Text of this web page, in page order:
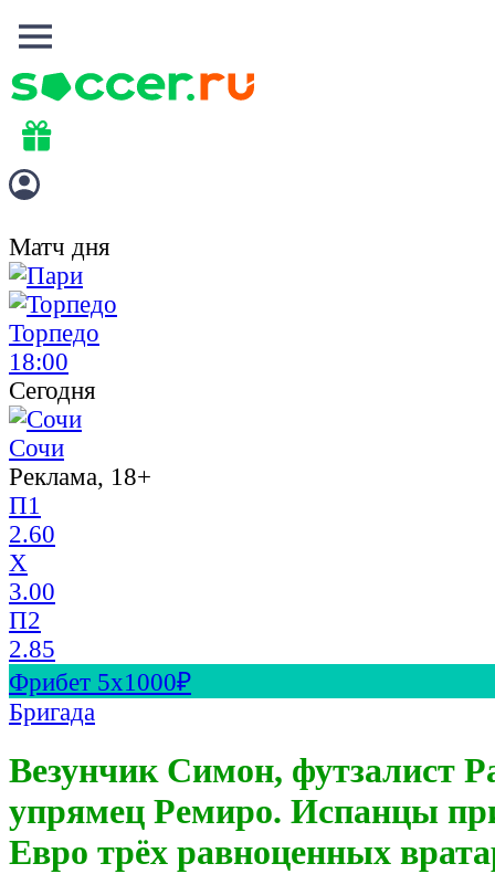
Матч дня
Торпедо
18:00
Сегодня
Сочи
Реклама, 18+
П1
2.60
X
3.00
П2
2.85
Фрибет 5х1000₽
Бригада
Везунчик Симон, футзалист
упрямец Ремиро. Испанцы
Евро трёх равноценных